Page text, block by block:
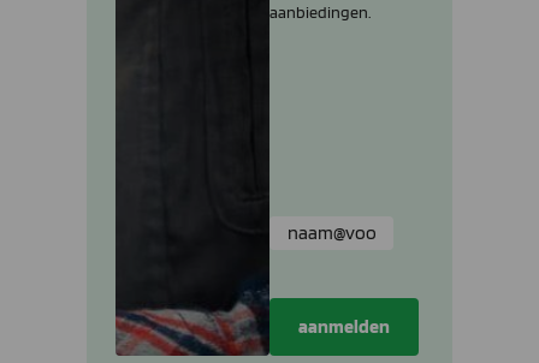
aanbiedingen.